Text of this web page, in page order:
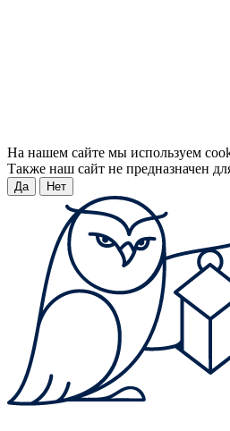
На нашем сайте мы используем
Также наш сайт не предназначен
Да Нет